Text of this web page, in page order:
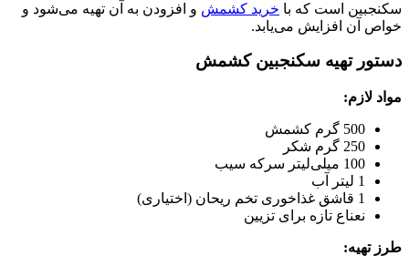
سکنجبین است که با خرید کشمش و افزودن به آن تهیه می‌شود و
خواص آن افزایش می‌یابد.
دستور تهیه سکنجبین کشمش
مواد لازم:
500 گرم کشمش
250 گرم شکر
100 میلی‌لیتر سرکه سیب
1 لیتر آب
1 قاشق غذاخوری تخم ریحان (اختیاری)
نعناع تازه برای تزیین
طرز تهیه: